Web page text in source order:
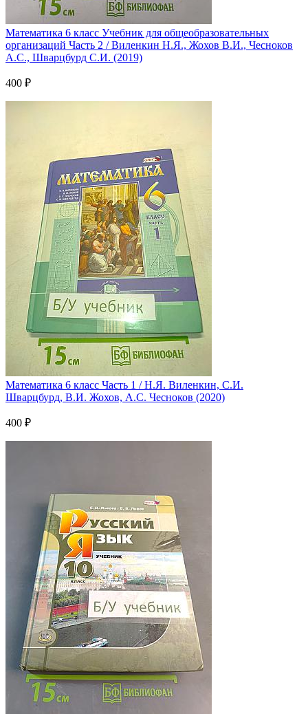
Математика 6 класс Учебник для общеобразовательных
организаций Часть 2 / Виленкин Н.Я., Жохов В.И., Чесноков
А.С., Шварцбурд С.И. (2019)
400 ₽
Математика 6 класс Часть 1 / Н.Я. Виленкин, С.И.
Шварцбурд, В.И. Жохов, А.С. Чесноков (2020)
400 ₽